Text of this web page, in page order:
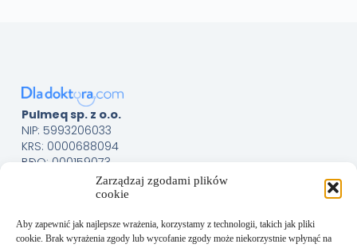
Zarządzaj zgodami plików
cookie
Aby zapewnić jak najlepsze wrażenia, korzystamy z technologii, takich jak pliki
cookie. Brak wyrażenia zgody lub wycofanie zgody może niekorzystnie wpłynąć na
Pulmeq sp. z o.o.
NIP: 5993206033
KRS: 0000688094
BDO: 000159073
Menu
Kontakt
Obsługa Klienta